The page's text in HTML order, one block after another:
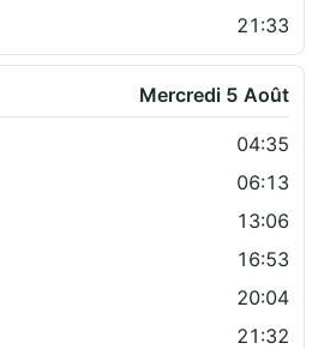
21:33
Mercredi 5 Août
04:35
06:13
13:06
16:53
20:04
21:32